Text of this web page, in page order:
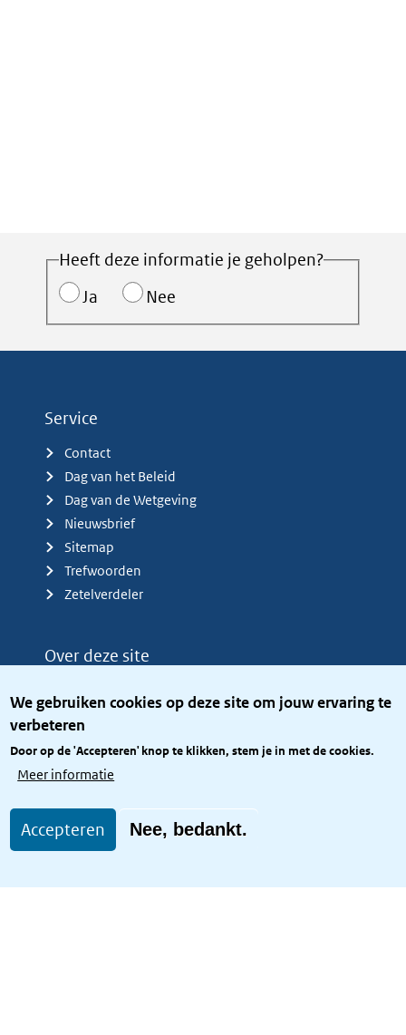
We gebruiken cookies op deze site om jouw ervaring te
verbeteren
Door op de 'Accepteren' knop te klikken, stem je in met de cookies.
Meer informatie
Accepteren Nee, bedankt.
Heeft deze informatie je geholpen?
Ja
Nee
Service
Contact
Dag van het Beleid
Dag van de Wetgeving
Nieuwsbrief
Sitemap
Trefwoorden
Zetelverdeler
Over deze site
Privacy
Toegang site openbaar
Toegankelijkheid